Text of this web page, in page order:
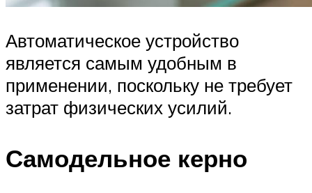
Автоматическое устройство
является самым удобным в
применении, поскольку не требует
затрат физических усилий.
Самодельное керно